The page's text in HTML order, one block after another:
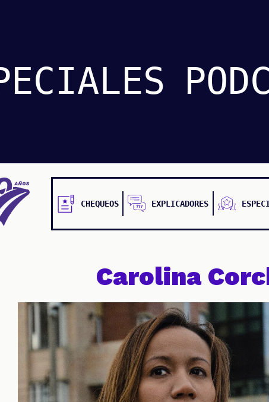
CHEQUEOS EXPLICADORES
Carolina